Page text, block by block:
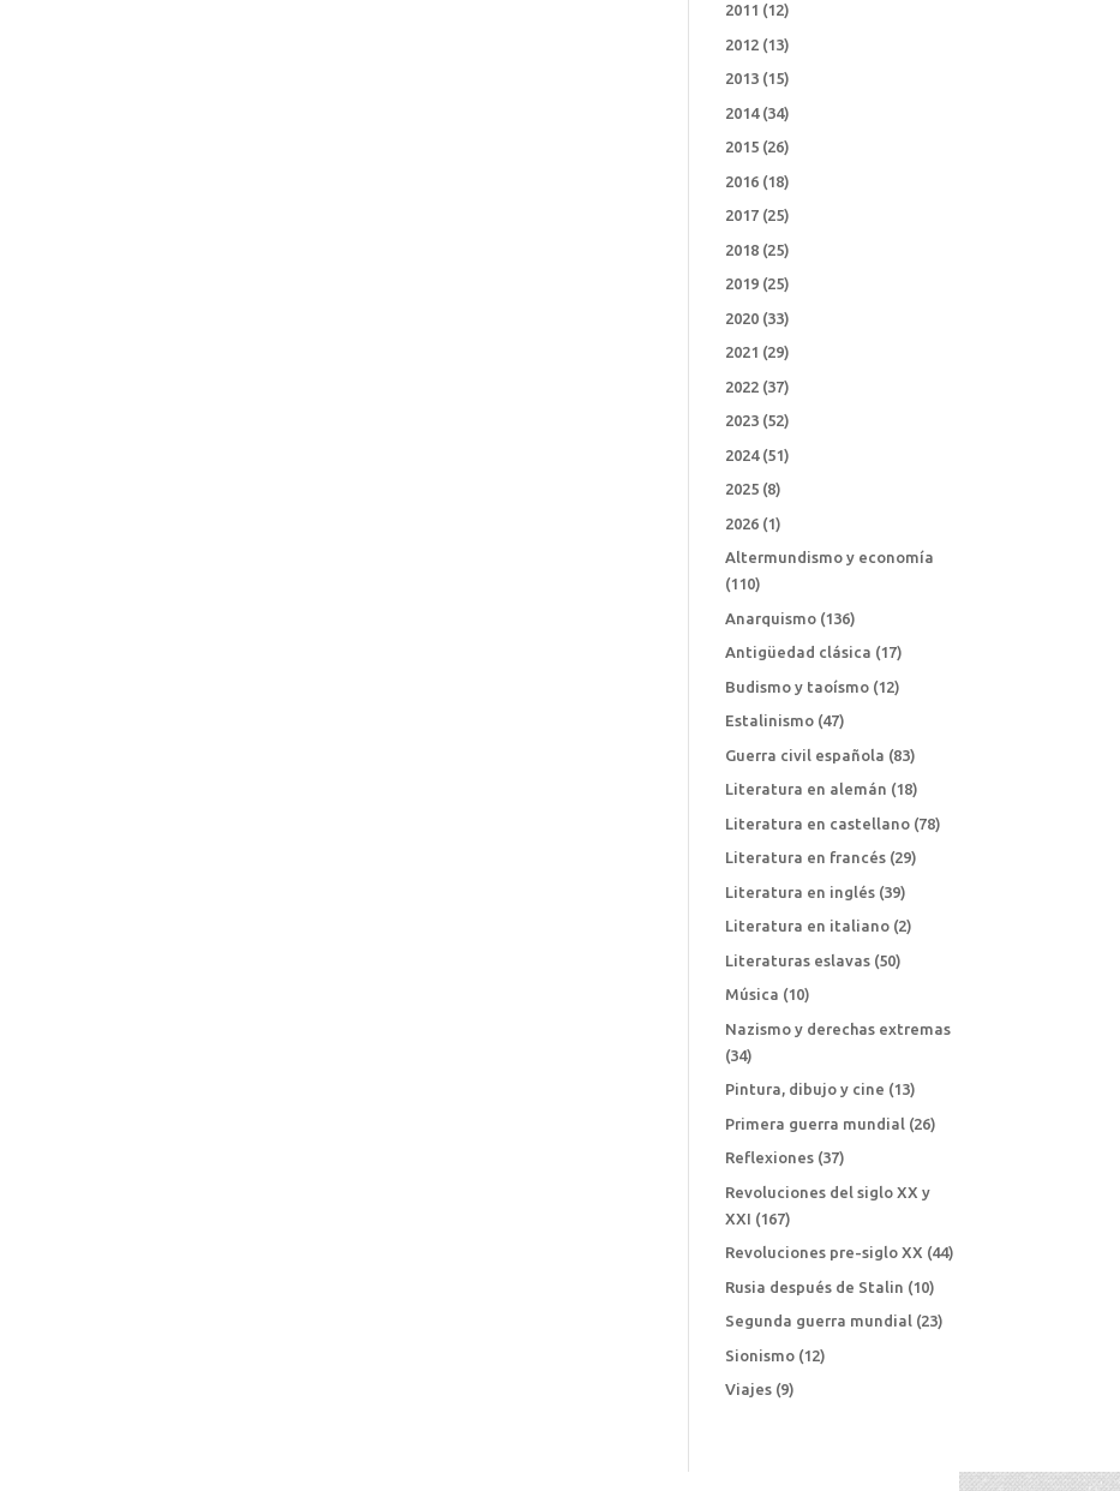
2011 (12)
2012 (13)
2013 (15)
2014(34)
2015 (26)
2016 (18)
2017 (25)
2018 (25)
2019 (25)
2020 (33)
2021 (29)
2022 (37)
2023 (52)
2024(51)
2025 (8)
2026 (1)
Altermundismo y economía
(110)
Anarquismo (136)
Antigüedad clásica (17)
Budismo y taoísmo (12)
Estalinismo (47)
Guerra civil española (83)
Literatura en alemán (18)
Literatura en castellano (78)
Literatura en francés (29)
Literatura en inglés (39)
Literatura en italiano (2)
Literaturas eslavas (50)
Música (10)
Nazismo y derechas extremas
(34)
Pintura, dibujo y cine (13)
Primera guerra mundial (26)
Reflexiones (37)
Revoluciones del siglo XX y
XXI (167)
Revoluciones pre-siglo XX (44)
Rusia después de Stalin (10)
Segunda guerra mundial (23)
Sionismo (12)
Viajes (9)